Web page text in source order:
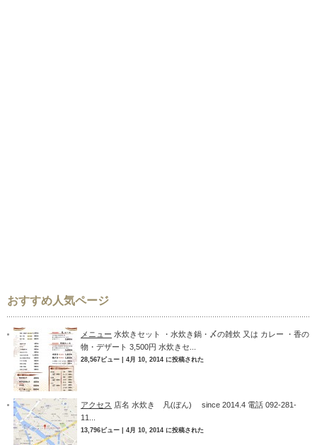
おすすめ人気ページ
メニュー 水炊きセット ・水炊き鍋・〆の雑炊 又は カレー ・香の
物・デザート 3,500円 水炊きセ...
28,567ビュー 4月 10, 2014 に投稿された
アクセス 店名 水炊き 凡(ぼん) since 2014.4 電話 092-281-
11...
13,796ビュー 4月 10, 2014 に投稿された